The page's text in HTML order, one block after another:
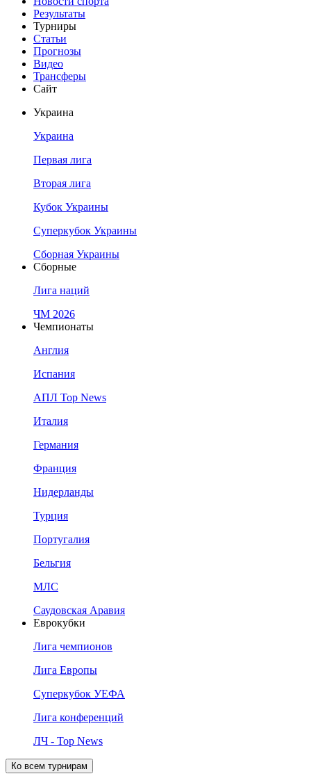
Результаты
Турниры
Статьи
Прогнозы
Видео
Трансферы
Сайт
Украина
Украина
Первая лига
Вторая лига
Кубок Украины
Суперкубок Украины
Сборная Украины
Сборные
Лига наций
ЧМ 2026
Чемпионаты
Англия
Испания
АПЛ Top News
Италия
Германия
Франция
Нидерланды
Турция
Португалия
Бельгия
МЛС
Саудовская Аравия
Еврокубки
Лига чемпионов
Лига Европы
Суперкубок УЕФА
Лига конференций
ЛЧ - Top News
Ко всем турнирам